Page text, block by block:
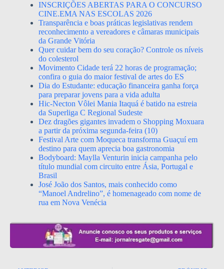
INSCRIÇÕES ABERTAS PARA O CONCURSO
CINE.EMA NAS ESCOLAS 2026
Transparência e boas práticas legislativas rendem
reconhecimento a vereadores e câmaras municipais
da Grande Vitória
Quer cuidar bem do seu coração? Controle os níveis
do colesterol
Movimento Cidade terá 22 horas de programação;
confira o guia do maior festival de artes do ES
Dia do Estudante: educação financeira ganha força
para preparar jovens para a vida adulta
Hic-Necton Vôlei Mania Itaquá é batido na estreia
da Superliga C Regional Sudeste
Dez dragões gigantes invadem o Shopping Moxuara
a partir da próxima segunda-feira (10)
Festival Arte com Moqueca transforma Guaçuí em
destino para quem aprecia boa gastronomia
Bodyboard: Maylla Venturin inicia campanha pelo
título mundial com circuito entre Ásia, Portugal e
Brasil
José João dos Santos, mais conhecido como
“Manoel Andrelino”, é homenageado com nome de
rua em Nova Venécia